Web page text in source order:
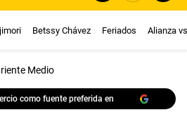
Betssy Chávez Feriados Alianza
Medio
como fuente preferida en